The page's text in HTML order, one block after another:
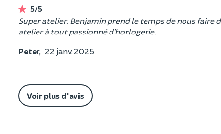
5/5
Super atelier. Benjamin prend le temps de nous faire
atelier à tout passionné d’horlogerie.
Peter, 22 janv. 2025
Voir plus d'avis